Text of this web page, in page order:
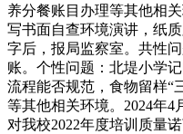
养分餐账目办理等其他相
写书面自查环境演讲，纸
字后，报局监察室。共性
账。个性问题：北堤小学
流程能否规范，食物留样“
等其他相关环境。2024年4
对我校2022年度培训质量